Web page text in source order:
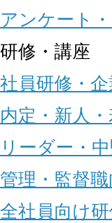
アンケート
研修・講座
社員研修・
内定・新人
リーダー・
管理・監督
全社員向け